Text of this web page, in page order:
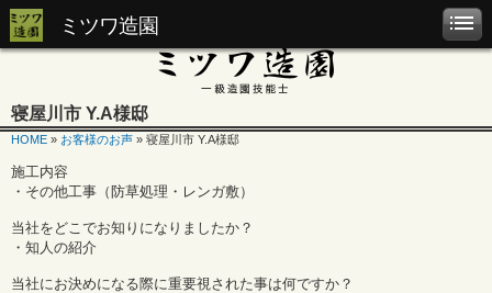
ミツワ造園
寝屋川市 Y.A様邸
HOME » お客様のお声 » 寝屋川市 Y.A様邸
施工内容
・その他工事（防草処理・レンガ敷）
当社をどこでお知りになりましたか？
・知人の紹介
当社にお決めになる際に重要視された事は何ですか？